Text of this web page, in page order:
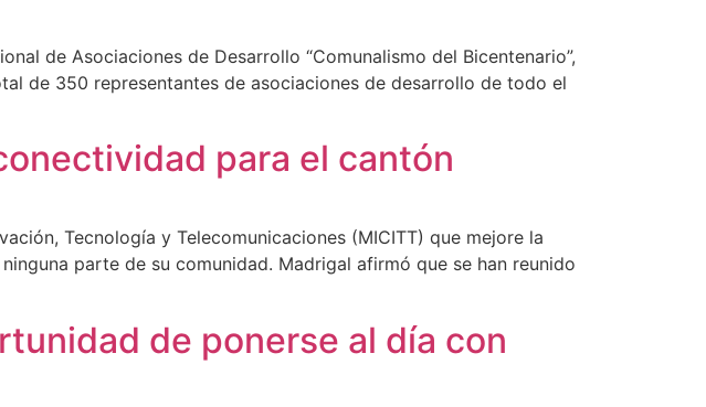
de Asociaciones de Desarrollo “Comunalismo del Bicentenario”,
de 350 representantes de asociaciones de desarrollo de todo el
para el cantón
Tecnología y Telecomunicaciones (MICITT) que mejore la
parte de su comunidad. Madrigal afirmó que se han reunido
de ponerse al día con